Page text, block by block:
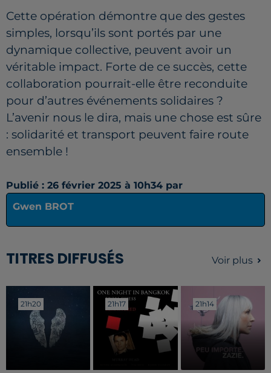
Cette opération démontre que des gestes
simples, lorsqu’ils sont portés par une
dynamique collective, peuvent avoir un
véritable impact. Forte de ce succès, cette
collaboration pourrait-elle être reconduite
pour d’autres événements solidaires ?
L’avenir nous le dira, mais une chose est sûre
: solidarité et transport peuvent faire route
ensemble !
Publié : 26 février 2025 à 10h34 par
Gwen BROT
TITRES DIFFUSÉS Voir plus
21h20
21h20 21h17
21h17 21h14
21h14